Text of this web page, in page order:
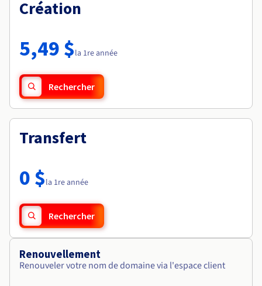
Tarifs
Roadmap & Changelog
Roadmap & Changelog
Création
5,49 $la 1re année
Rechercher
Transfert
0 $la 1re année
Rechercher
Renouvellement
Renouveler votre nom de domaine via l'espace client